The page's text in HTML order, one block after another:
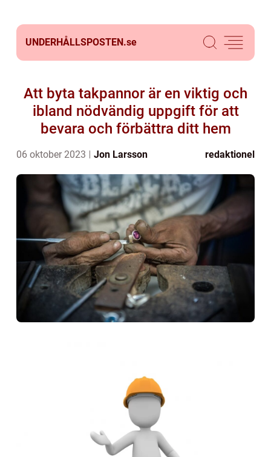
UNDERHÅLLSPOSTEN.se
Att byta takpannor är en viktig och
ibland nödvändig uppgift för att
bevara och förbättra ditt hem
06 oktober 2023 Jon Larsson redaktionel